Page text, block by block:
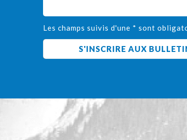
Les champs suivis d'une * sont